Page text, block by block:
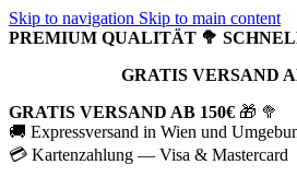
Skip to navigation Skip to main content
PREMIUM QUALITÄT 🥦
GRATIS VERSAND
GRATIS VERSAND AB 150€ 🎁 🥦
🚚 Expressversand in Wien und
💳 Kartenzahlung — Visa & Mastercard